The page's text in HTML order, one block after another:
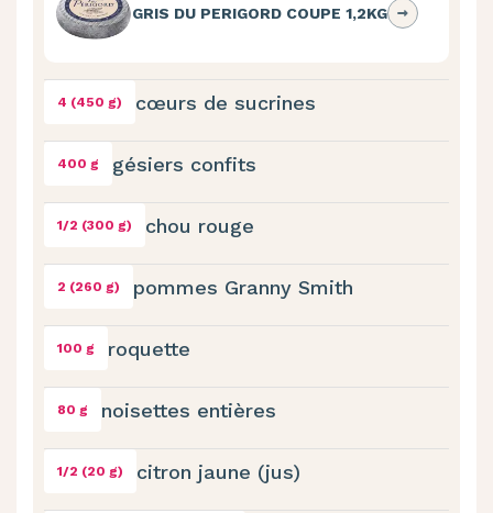
GRIS DU PERIGORD COUPE 1,2KG
4 (450 g) cœurs de sucrines
400 g gésiers confits
1/2 (300 g) chou rouge
2 (260 g) pommes Granny Smith
100 g roquette
80 g noisettes entières
1/2 (20 g) citron jaune (jus)